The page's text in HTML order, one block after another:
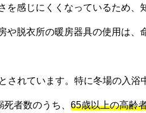
感じにくくなっているため、
や脱衣所の暖房器具の使用は、
されています。特に冬場の入浴
者数のうち、 65歳以上の高齢